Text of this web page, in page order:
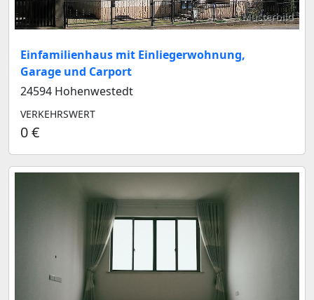
Musterbild
Einfamilienhaus mit Einliegerwohnung,
Garage und Carport
24594 Hohenwestedt
VERKEHRSWERT
0 €